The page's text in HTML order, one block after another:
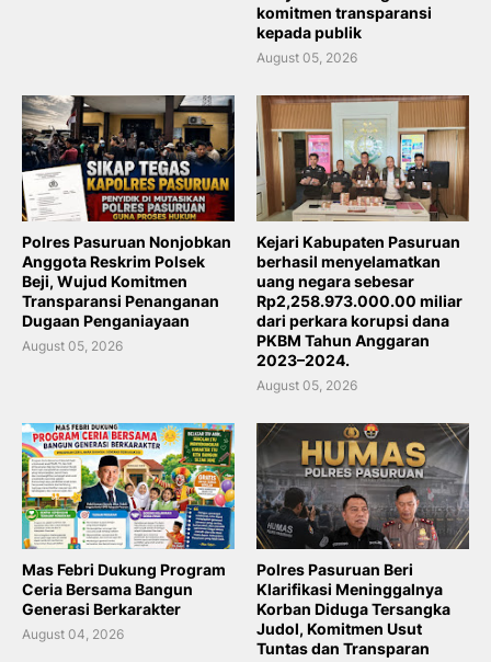
komitmen transparansi
kepada publik
August 05, 2026
Polres Pasuruan Nonjobkan
Anggota Reskrim Polsek
Beji, Wujud Komitmen
Transparansi Penanganan
Dugaan Penganiayaan
August 05, 2026
Kejari Kabupaten Pasuruan
berhasil menyelamatkan
uang negara sebesar
Rp2,258.973.000.00 miliar
dari perkara korupsi dana
PKBM Tahun Anggaran
2023–2024.
August 05, 2026
Mas Febri Dukung Program
Ceria Bersama Bangun
Generasi Berkarakter
August 04, 2026
Polres Pasuruan Beri
Klarifikasi Meninggalnya
Korban Diduga Tersangka
Judol, Komitmen Usut
Tuntas dan Transparan